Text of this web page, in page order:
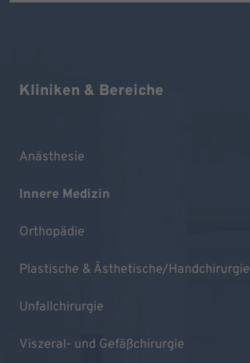
Kliniken & Bereiche
Anästhesie
Innere Medizin
Orthopädie
Plastische & Ästhetische/Handchirurgie
Unfallchirurgie
Viszeral- und Gefäßchirurgie